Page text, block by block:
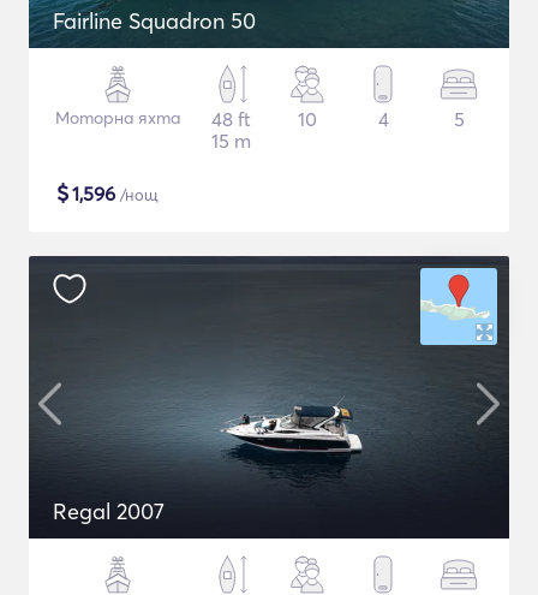
Fairline Squadron 50
Моторна яхта
48 ft
15 m
10 4 5
$1,596 /нощ
Regal 2007